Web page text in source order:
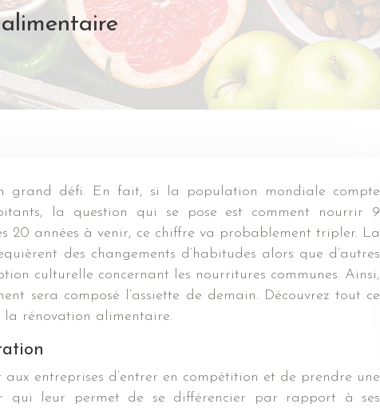
la question qui se pose est comment nourrir 9
20 années à venir, ce chiffre va probablement tripler. La
des changements d’habitudes alors que d’autres
culturelle concernant les nourritures communes. Ainsi,
sera composé l’assiette de demain. Découvrez tout ce
la rénovation alimentaire.
entreprises d’entrer en compétition et de prendre une
qui leur permet de se différencier par rapport à ses